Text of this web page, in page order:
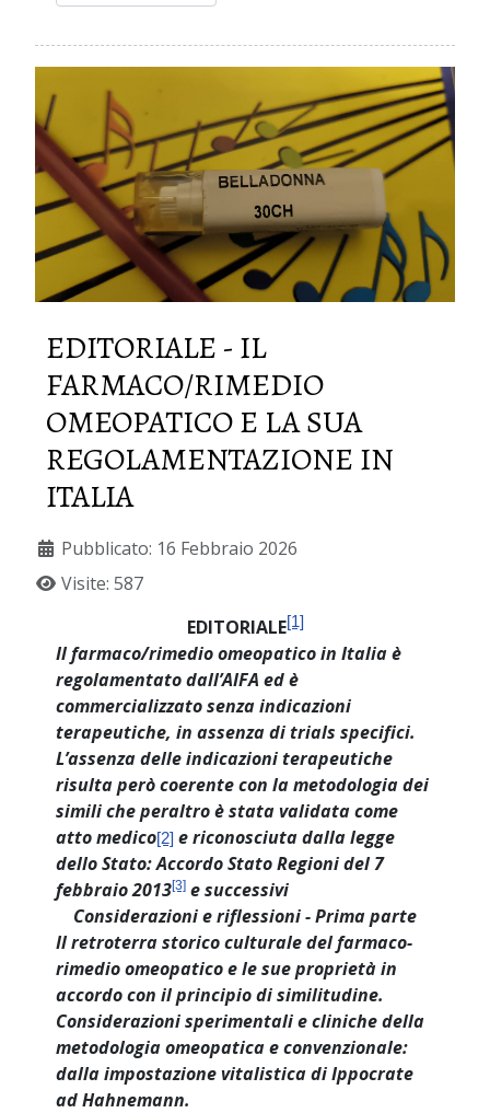
EDITORIALE - IL
FARMACO/RIMEDIO
OMEOPATICO E LA SUA
REGOLAMENTAZIONE IN
ITALIA
Pubblicato: 16 Febbraio 2026
Visite: 587
EDITORIALE[1]
Il farmaco/rimedio omeopatico in Italia è
regolamentato dall’AIFA ed è
commercializzato senza indicazioni
terapeutiche, in assenza di trials specifici.
L’assenza delle indicazioni terapeutiche
risulta però coerente con la metodologia dei
simili che peraltro è stata validata come
atto medico[2] e riconosciuta dalla legge
dello Stato: Accordo Stato Regioni del 7
febbraio 2013[3] e successivi
Considerazioni e riflessioni - Prima parte
Il retroterra storico culturale del farmaco-
rimedio omeopatico e le sue proprietà in
accordo con il principio di similitudine.
Considerazioni sperimentali e cliniche della
metodologia omeopatica e convenzionale:
dalla impostazione vitalistica di Ippocrate
ad Hahnemann.